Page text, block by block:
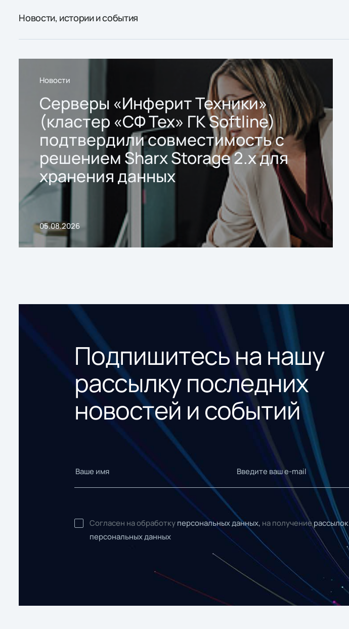
Новости, истории и события
Новости
Серверы «Инферит Техники»
(кластер «СФ Тех» ГК Softline)
подтвердили совместимость с
решением Sharx Storage 2.x для
хранения данных
05.08.2026
Подпишитесь на нашу
рассылку последних
новостей и событий
Согласен на обработку персональных данных, на получениерассылок
персональных данных